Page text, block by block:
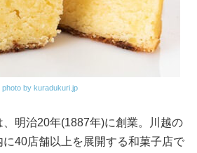
photo by kuradukuri.jp
、明治20年(1887年)に創業。川越の
40店舗以上を展開する和菓子店で